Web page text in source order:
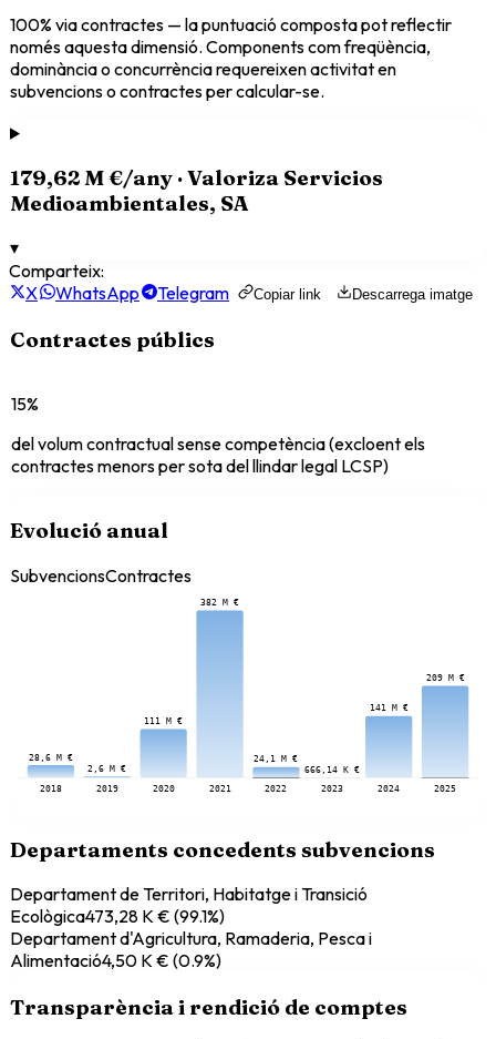
100% viacontractes — la puntuació composta pot reflectir
només aquesta dimensió. Components com freqüència,
dominància o concurrència requereixen activitat en
subvencions o contractes per calcular-se.
179,62 M €/any ·Valoriza Servicios
Medioambientales, SA
▾
Comparteix:
X
WhatsApp Telegram Copiar link Descarrega imatge
Contractes públics
15%
del volum contractual sense competència (excloent els
contractes menors per sota del llindar legal LCSP)
Evolució anual
SubvencionsContractes
28,6 M €
2018
2,6 M €
2019
111 M €
2020
382 M €
2021
24,1 M €
2022
666,14 K €
2023
141 M €
2024
209 M €
2025
Departaments concedents subvencions
Departament de Territori, Habitatge i Transició
Ecològica473,28 K € (99.1%)
Departament d'Agricultura, Ramaderia, Pesca i
Alimentació4,50 K € (0.9%)
Transparència i rendició de comptes